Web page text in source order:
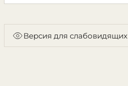
Версия для слабовидящих